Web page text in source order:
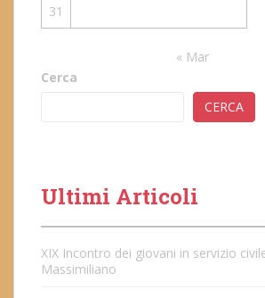
31
« Mar
Cerca
CERCA
Ultimi Articoli
XIX Incontro dei giovani in servizio
Massimiliano